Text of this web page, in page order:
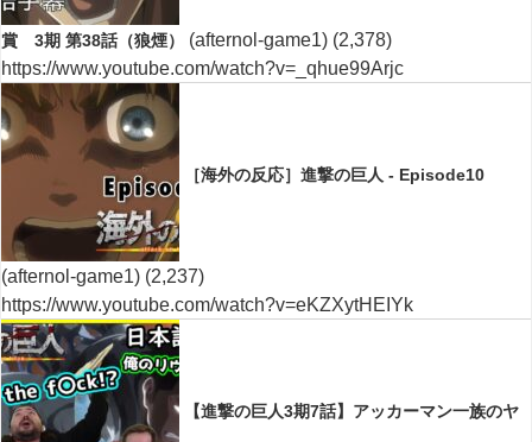
賞 3期 第38話（狼煙） (afternol-game1) (2,378)
https://www.youtube.com/watch?v=_qhue99Arjc
［海外の反応］進撃の巨人 - Episode10
(afternol-game1) (2,237)
https://www.youtube.com/watch?v=eKZXytHEIYk
【進撃の巨人3期7話】アッカーマン一族のヤ